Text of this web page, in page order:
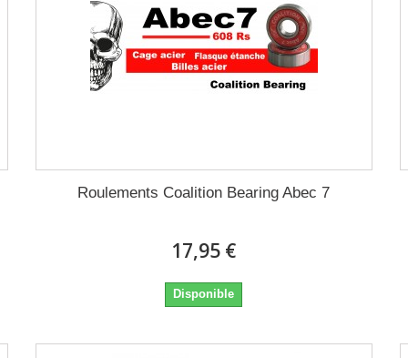
Roulements Coalition Bearing Abec 7
17,95 €
Disponible